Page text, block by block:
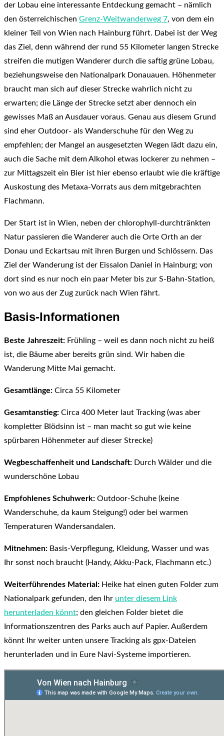
der Lobau eine interessante Entdeckung gemacht – nämlich
den österreichischen Grenz-Weitwanderweg 7, von dem ein
kleiner Teil von Wien nach Hainburg führt. Dabei ist der Weg
das Ziel, denn während der rund 55 Kilometer langen Strecke
streifen die mutigen Wanderer durch die saftig grüne Lobau,
beziehungsweise den Nationalpark Donauauen. Höhenmeter
braucht man sich auf dieser Strecke wahrlich nicht zu
erwarten; die Länge der Strecke setzt aber dennoch ein
gewisses Maß an Ausdauer voraus. Genau aus diesem Grund
sind eher Outdoor- als Wanderschuhe für den Weg zu
empfehlen; der Mangel an ausgesetzten Wegen lädt dazu ein,
auch die Sache mit dem Alkohol etwas lockerer zu nehmen –
zur Mittagszeit ein Bier ist hier ebenso erlaubt wie die kräftige
Auskostung des Metaxa-Vorrats aus dem mitgebrachten
Flachmann.
Der Start ist in Wien, neben der chlorophyll-durchtränkten
Natur passieren die Wanderer auch die Orte Orth an der
Donau und Eckartsau mit ihren Burgen und Schlössern. Das
Ziel der Wanderung ist der Eissalon Daniel in Hainburg; von
dort sind es nur noch ein paar Meter bis zur S-Bahn-Station,
von wo aus der Zug zurück nach Wien fährt.
Basis-Informationen
Beste Jahreszeit: Frühling – weil es dann noch nicht zu heiß
ist, die Bäume aber bereits grün sind. Wir haben die
Wanderung Mitte Mai gemacht.
Gesamtlänge: Circa 55 Kilometer
Gesamtanstieg: Circa 400 Meter laut Tracking (was aber
kompletter Blödsinn ist – man macht so gut wie keine
spürbaren Höhenmeter auf dieser Strecke)
Wegbeschaffenheit und Landschaft: Durch Wälder und die
wunderschöne Lobau
Empfohlenes Schuhwerk: Outdoor-Schuhe (keine
Wanderschuhe, da kaum Steigung!) oder bei warmen
Temperaturen Wandersandalen.
Mitnehmen: Basis-Verpflegung, Kleidung, Wasser und was
Ihr sonst noch braucht (Handy, Akku-Pack, Flachmann etc.)
Weiterführendes Material: Heike hat einen guten Folder zum
Nationalpark gefunden, den Ihr unter diesem Link
herunterladen könnt; den gleichen Folder bietet die
Informationszentren des Parks auch auf Papier. Außerdem
könnt Ihr weiter unten unsere Tracking als gpx-Dateien
herunterladen und in Eure Navi-Systeme importieren.